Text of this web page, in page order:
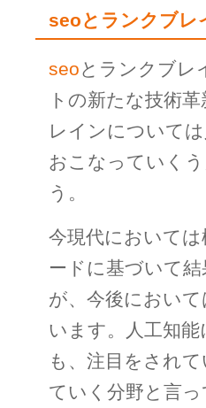
seoとランクブレ
seoとランクブレ
トの新たな技術
レインについて
おこなっていく
う。
今現代において
ードに基づいて
が、今後におい
います。人工知
も、注目をされ
ていく分野と言っ